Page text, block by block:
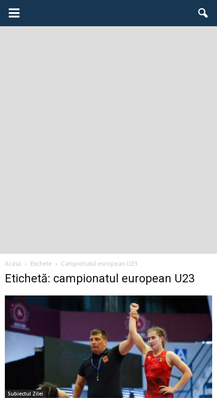
Acasă Etichete Campionatul european U23
Etichetă: campionatul european U23
Subiectul Zilei